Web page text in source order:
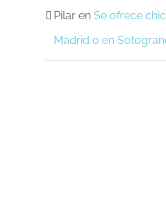
Pilaren Se ofrece
Madrid o en